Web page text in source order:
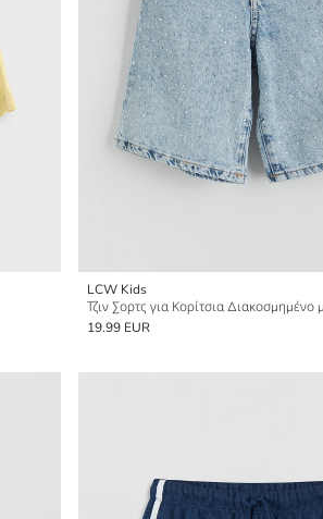
LCW Kids
Τζιν Σορτς για Κορίτσια Διακοσμημένο
19.99 EUR